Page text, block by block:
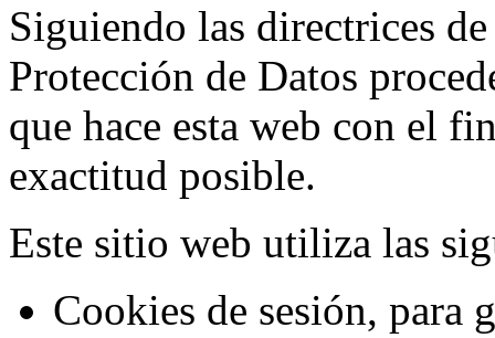
Siguiendo las directrices
Protección de Datos
que hace esta web con el
exactitud posible.
Este sitio web utiliza las
Cookies de sesión, para